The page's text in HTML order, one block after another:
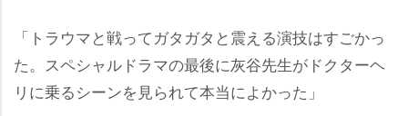
「トラウマと戦ってガタガタと震える演技はすごかっ
た。スペシャルドラマの最後に灰谷先生がドクターヘ
リに乗るシーンを見られて本当によかった」